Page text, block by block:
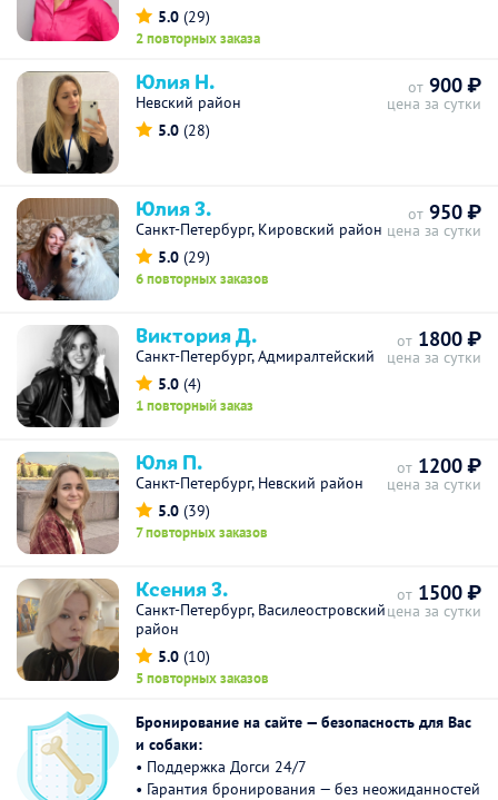
5.0 (29)
2 повторных заказа
Юлия Н.
Невский район
5.0 (28)
от 900 ₽
цена за сутки
Юлия З.
Санкт-Петербург, Кировский район
5.0 (29)
6 повторных заказов
от 950 ₽
цена за сутки
Виктория Д.
Санкт-Петербург, Адмиралтейский
5.0 (4)
1 повторный заказ
от 1800 ₽
цена за сутки
Юля П.
Санкт-Петербург, Невский район
5.0 (39)
7 повторных заказов
от 1200 ₽
цена за сутки
Ксения З.
Санкт-Петербург, Василеостровский
район
5.0 (10)
5 повторных заказов
от 1500 ₽
цена за сутки
Бронирование на сайте — безопасность для Вас
и собаки:
• Поддержка Догси 24/7
• Гарантия бронирования — без неожиданностей